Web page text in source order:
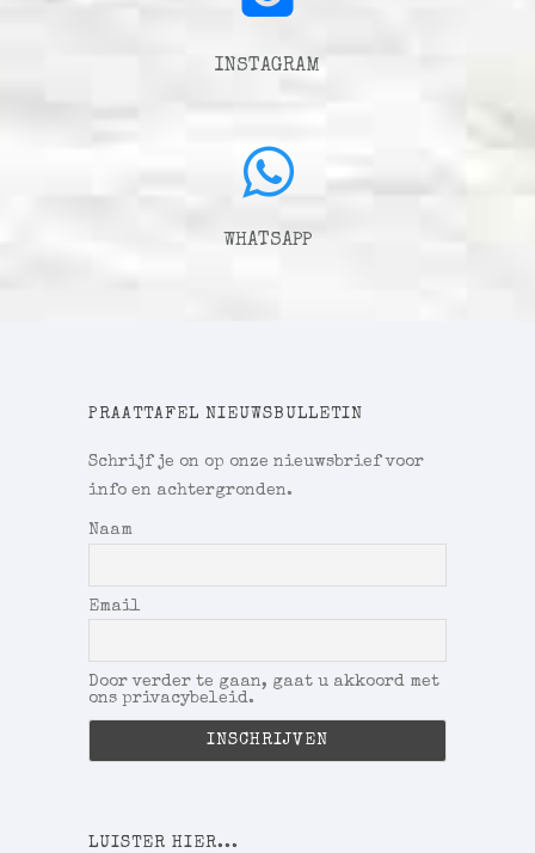
INSTAGRAM
WHATSAPP
PRAATTAFEL NIEUWSBULLETIN
Schrijf je on op onze nieuwsbrief voor
info en achtergronden.
Naam
Email
Door verder te gaan, gaat u akkoord met
ons privacybeleid.
LUISTER HIER...